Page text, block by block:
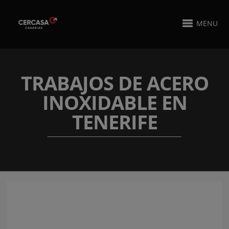
MENU
TRABAJOS DE ACERO
INOXIDABLE EN
TENERIFE